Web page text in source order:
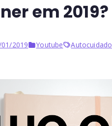
em 2019?
2019 Youtube Autocuidado